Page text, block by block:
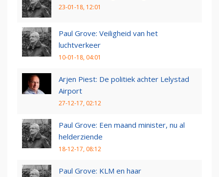
23-01-18, 12:01
Paul Grove: Veiligheid van het
luchtverkeer
10-01-18, 04:01
Arjen Piest: De politiek achter Lelystad
Airport
27-12-17, 02:12
Paul Grove: Een maand minister, nu al
helderziende
18-12-17, 08:12
Paul Grove: KLM en haar